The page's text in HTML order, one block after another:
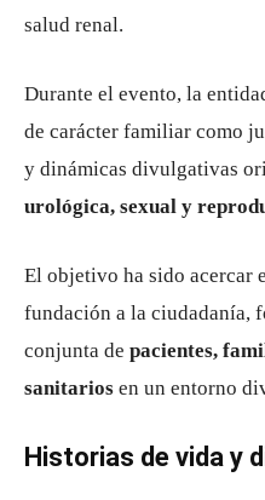
salud renal.
Durante el evento, la
de carácter familiar como
y dinámicas divulgativas
urológica, sexual y
El objetivo ha sido acercar
fundación a la ciudadanía,
conjunta de pacientes,
sanitarios en un entorno
Historias de vida y